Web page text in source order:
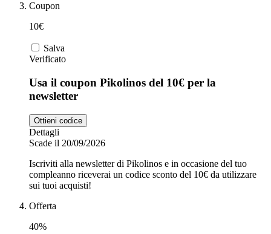
Coupon
10€
Salva
Verificato
Usa il coupon Pikolinos del 10€ per la
newsletter
Ottieni codice
Dettagli
Scade il 20/09/2026
Iscriviti alla newsletter di Pikolinos e in occasione del tuo
compleanno riceverai un codice sconto del 10€ da utilizzare
sui tuoi acquisti!
Offerta
40%